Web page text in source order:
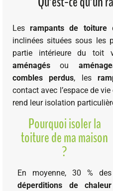
Lesrampants de toiture
inclinées situées sous les
partie intérieure du toit
aménagés ou
combles perdus, les
contact avec l’espace de
rend leur isolation
Pourquoi isoler la
toiture de ma maison
?
En moyenne, 30 % des
déperditions de chaleur